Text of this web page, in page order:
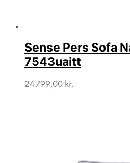
Sense Pers Sofa
7543uaitt
24.799,00 kr.